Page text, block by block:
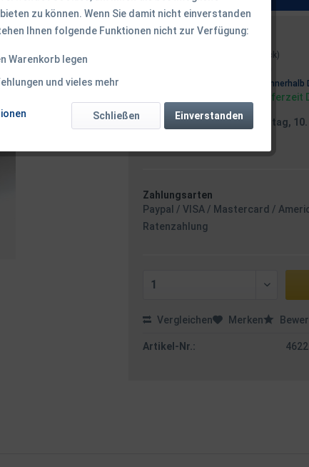
2,59 € *
5 Stück (0,52 € * / 1 Stück)
Sofort versandfertig, Lieferzeit
Versand am Montag,
Zahlungsarten
Paypal / VISA / Mastercard /
Ratenzahlung
Vergleichen Merken
Artikel-Nr.:
zu können. Wenn Sie damit nicht einverstanden
Ihnen folgende Funktionen nicht zur Verfügung:
Warenkorb legen
und vieles mehr
Einverstanden
Schließen